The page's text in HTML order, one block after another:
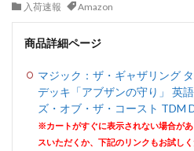
入荷速報
Amazon
商品詳細ページ
マジック：ザ・ギャザリング
デッキ「アブザンの守り」 英
ズ・オブ・ザ・コースト TDM
※カートがすぐに表示されない場合が
スいただくか、下記のリンクもお試しく